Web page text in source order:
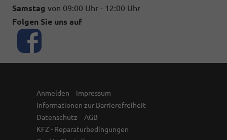
Samstag von 09:00 Uhr - 12:00 Uhr
Folgen Sie uns auf
Anmelden
Impressum
Informationen zur Barrierefreiheit
Datenschutz
AGB
KFZ - Reparaturbedingungen